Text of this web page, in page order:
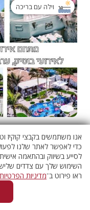
וילה עם בריכה
בחצר של אפריים
תל אביב וגוש דן, משמר השבעה
אנו משתמשים בקבצי קוקיז
כדי לאפשר לאתר שלנו
לסייע בשיווק ובהתאמה
השימוש שלך עם צדדים
ראו פירוט ב־מדיניות הפרטיות